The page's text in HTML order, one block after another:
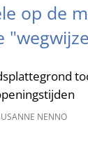
op de
NENNO